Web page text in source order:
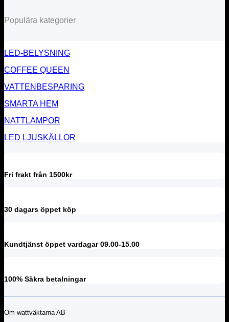
Populära kategorier
LED-BELYSNING
COFFEE QUEEN
VATTENBESPARING
SMARTA HEM
NATTLAMPOR
LED LJUSKÄLLOR
Fri frakt från 1500kr
30 dagars öppet köp
Kundtjänst öppet vardagar 09.00-15.00
100% Säkra betalningar
Om wattväktarna AB